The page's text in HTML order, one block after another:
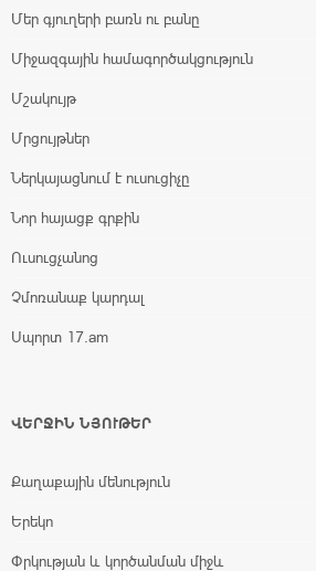
Մեր գյուղերի բառն ու բանը
Միջազգային համագործակցություն
Մշակույթ
Մրցույթներ
Ներկայացնում է ուսուցիչը
Նոր հայացք գրքին
Ուսուցչանոց
Չմոռանաք կարդալ
Սպորտ 17.am
ՎԵՐՋԻՆ ՆՅՈՒԹԵՐ
Քաղաքային մենություն
Երեկո
Փրկության և կործանման միջև